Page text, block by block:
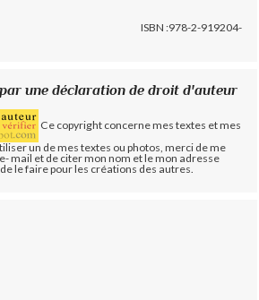
ISBN :978-2-919204-
une déclaration de droit d'auteur
Ce copyright concerne mes textes et mes
un de mes textes ou photos, merci de me
mail et de citer mon nom et le mon adresse
le faire pour les créations des autres.